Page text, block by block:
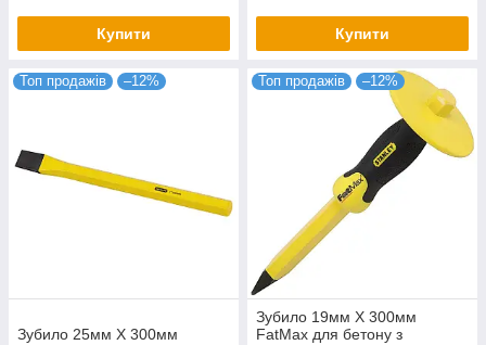
Купити Купити
Топ продажів –12%
Зубило 25мм X 300мм
Топ продажів –12%
Зубило 19мм Х 300мм
FatMax для бетону з